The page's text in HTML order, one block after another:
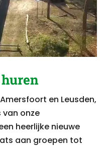
en Leusden,
onze
heerlijke nieuwe
aan groepen tot